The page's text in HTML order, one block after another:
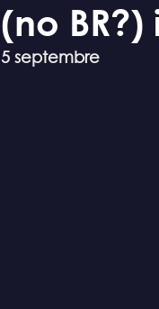
(no
5 septembre